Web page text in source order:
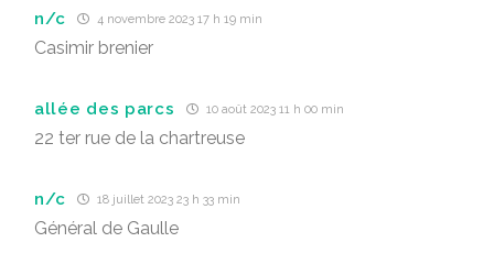
n/c 4 novembre 2023 17 h 19 min
Casimir brenier
allée des parcs 10 août 2023 11 h 00 min
22 ter rue de la chartreuse
n/c 18 juillet 2023 23 h 33 min
Général de Gaulle